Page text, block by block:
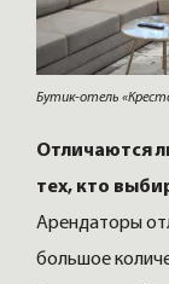
Бутик-отель
Отличаются
тех, кто
Арендаторы
большое